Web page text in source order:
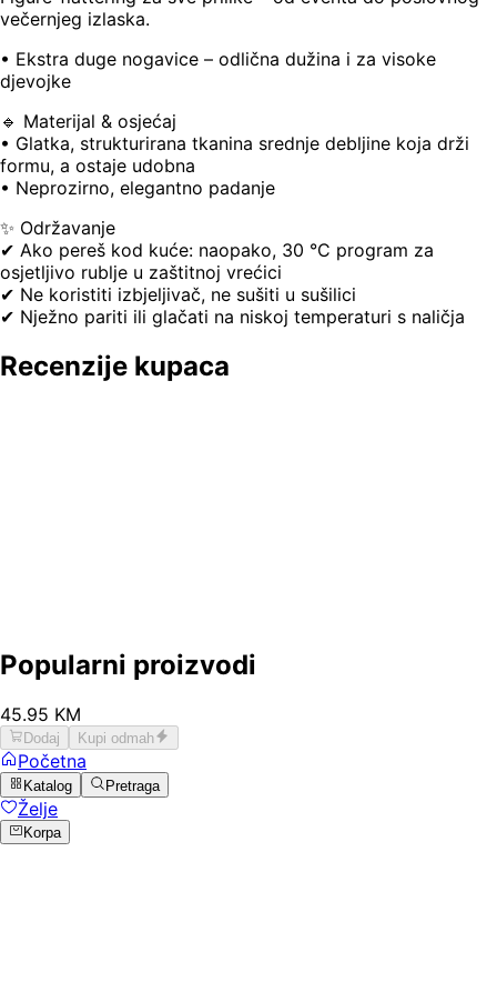
večernjeg izlaska.
• Ekstra duge nogavice – odlična dužina i za visoke
djevojke
🔹 Materijal & osjećaj
• Glatka, strukturirana tkanina srednje debljine koja drži
formu, a ostaje udobna
• Neprozirno, elegantno padanje
✨ Održavanje
✔ Ako pereš kod kuće: naopako, 30 °C program za
osjetljivo rublje u zaštitnoj vrećici
✔ Ne koristiti izbjeljivač, ne sušiti u sušilici
✔ Nježno pariti ili glačati na niskoj temperaturi s naličja
Recenzije kupaca
Popularni proizvodi
45.95 KM
Dodaj Kupi odmah
Početna
Katalog Pretraga
Želje
Korpa